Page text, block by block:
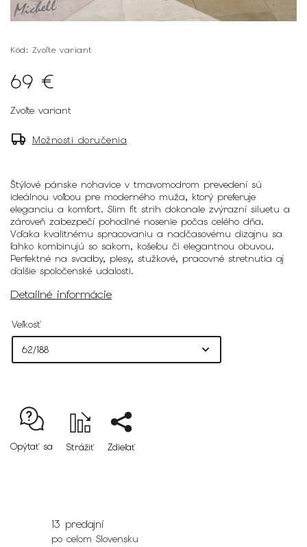
Kód: Zvoľte variant
69 €
Zvoľte variant
Možnosti doručenia
Štýlové pánske nohavice v tmavomodrom prevedení sú
ideálnou voľbou pre moderného muža, ktorý preferuje
eleganciu a komfort. Slim fit strih dokonale zvýrazní siluetu a
zároveň zabezpečí pohodlné nosenie počas celého dňa.
Vďaka kvalitnému spracovaniu a nadčasovému dizajnu sa
ľahko kombinujú so sakom, košeľou či elegantnou obuvou.
Perfektné na svadby, plesy, stužkové, pracovné stretnutia aj
ďalšie spoločenské udalosti.
Detailné informácie
Veľkosť
Opýtať sa Strážiť Zdieľať
13 predajní
po celom Slovensku